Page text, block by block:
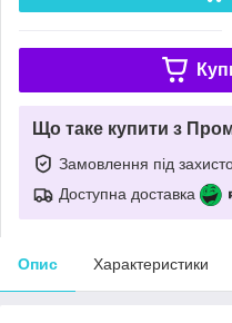
Що таке купити з
Замовлення під
Доступна доставка
Опис Характеристики